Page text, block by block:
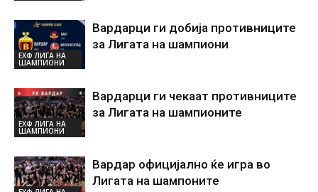
ЕХФ ЛИГА НА
ШАМПИОНИ
Вардарци ги добија противниците
за Лигата на шампиони
ЕХФ ЛИГА НА
ШАМПИОНИ
Вардарци ги чекаат противниците
за Лигата на шампионите
Вардар официјално ќе игра во
Лигата на шампоните